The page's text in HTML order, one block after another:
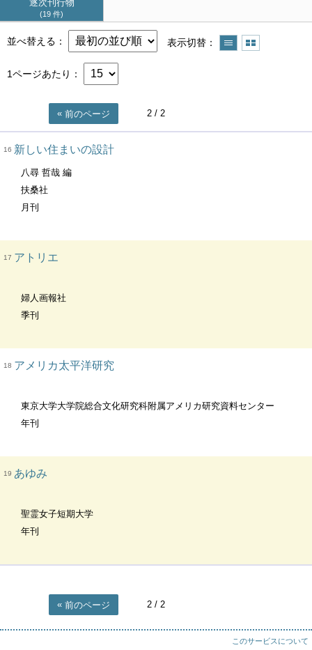
逐次刊行物
19 件
並べ替える 表示切替
1ページあたり
前のページ 2 / 2
16 新しい住まいの設計
八尋 哲哉 編
扶桑社
月刊
17 アトリエ
婦人画報社
季刊
18 アメリカ太平洋研究
東京大学大学院総合文化研究科附属アメリカ研究資料センター
年刊
19 あゆみ
聖霊女子短期大学
年刊
前のページ 2 / 2
このサービスについて